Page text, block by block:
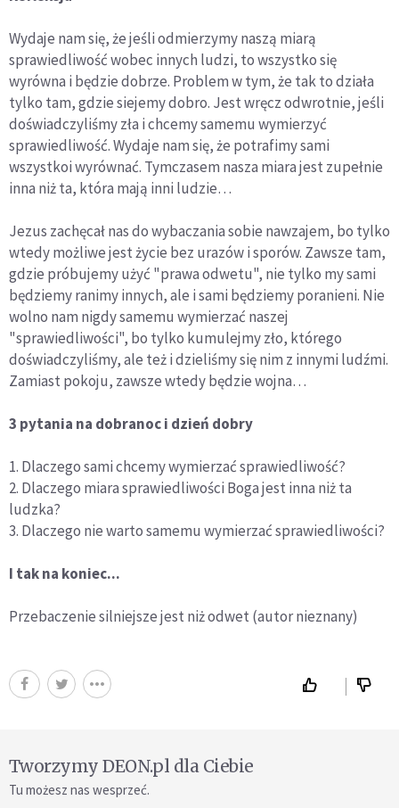
Wydaje nam się, że jeśli odmierzymy naszą miarą
sprawiedliwość wobec innych ludzi, to wszystko się
wyrówna i będzie dobrze. Problem w tym, że tak to działa
tylko tam, gdzie siejemy dobro. Jest wręcz odwrotnie, jeśli
doświadczyliśmy zła i chcemy samemu wymierzyć
sprawiedliwość. Wydaje nam się, że potrafimy sami
wszystkoi wyrównać. Tymczasem nasza miara jest zupełnie
inna niż ta, która mają inni ludzie…
Jezus zachęcał nas do wybaczania sobie nawzajem, bo tylko
wtedy możliwe jest życie bez urazów i sporów. Zawsze tam,
gdzie próbujemy użyć "prawa odwetu", nie tylko my sami
będziemy ranimy innych, ale i sami będziemy poranieni. Nie
wolno nam nigdy samemu wymierzać naszej
"sprawiedliwości", bo tylko kumulejmy zło, którego
doświadczyliśmy, ale też i dzieliśmy się nim z innymi ludźmi.
Zamiast pokoju, zawsze wtedy będzie wojna…
3 pytania na dobranoc i dzień dobry
1. Dlaczego sami chcemy wymierzać sprawiedliwość?
2. Dlaczego miara sprawiedliwości Boga jest inna niż ta
ludzka?
3. Dlaczego nie warto samemu wymierzać sprawiedliwości?
I tak na koniec...
Przebaczenie silniejsze jest niż odwet (autor nieznany)
Tworzymy DEON.pl dla Ciebie
Tu możesz nas wesprzeć.